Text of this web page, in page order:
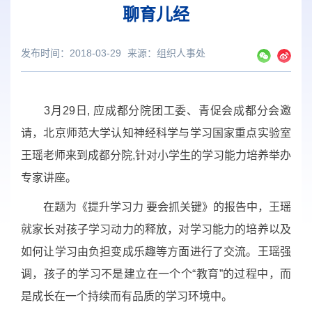
聊育儿经
发布时间：2018-03-29 来源： 组织人事处
3月29日, 应成都分院团工委、青促会成都分会邀
请，北京师范大学认知神经科学与学习国家重点实验室
王瑶老师来到成都分院,针对小学生的学习能力培养举办
专家讲座。
在题为《提升学习力 要会抓关键》的报告中，王瑶
就家长对孩子学习动力的释放，对学习能力的培养以及
如何让学习由负担变成乐趣等方面进行了交流。王瑶强
调，孩子的学习不是建立在一个个“教育”的过程中，而
是成长在一个持续而有品质的学习环境中。